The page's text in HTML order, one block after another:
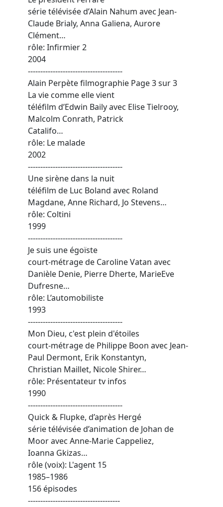
série télévisée d’Alain Nahum avec Jean-
Claude Brialy, Anna Galiena, Aurore
Clément…
rôle: Infirmier 2
2004
--------------------------------------
Alain Perpète filmographie Page 3 sur 3
La vie comme elle vient
téléfilm d’Edwin Baily avec Elise Tielrooy,
Malcolm Conrath, Patrick
Catalifo…
rôle: Le malade
2002
--------------------------------------
Une sirène dans la nuit
téléfilm de Luc Boland avec Roland
Magdane, Anne Richard, Jo Stevens…
rôle: Coltini
1999
--------------------------------------
Je suis une égoïste
court-métrage de Caroline Vatan avec
Danièle Denie, Pierre Dherte, MarieEve
Dufresne…
rôle: L’automobiliste
1993
--------------------------------------
Mon Dieu, c'est plein d'étoiles
court-métrage de Philippe Boon avec Jean-
Paul Dermont, Erik Konstantyn,
Christian Maillet, Nicole Shirer…
rôle: Présentateur tv infos
1990
--------------------------------------
Quick & Flupke, d’après Hergé
série télévisée d’animation de Johan de
Moor avec Anne-Marie Cappeliez,
Ioanna Gkizas…
rôle (voix): L'agent 15
1985–1986
156 épisodes
-------------------------------------